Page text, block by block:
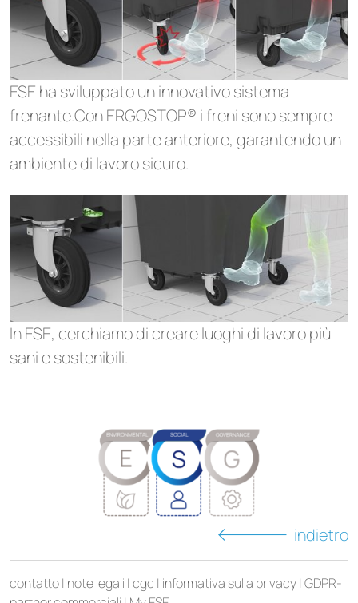
ESE ha sviluppato un innovativo sistema
frenante.Con ERGOSTOP® i freni sono sempre
accessibili nella parte anteriore, garantendo un
ambiente di lavoro sicuro.
In ESE, cerchiamo di creare luoghi di lavoro più
sani e sostenibili.
indietro
contatto| note legali | cgc | informativa sulla privacy| GDPR-